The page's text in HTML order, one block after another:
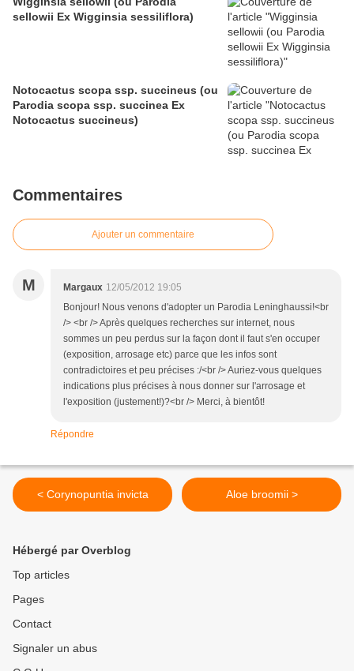
sellowii Ex Wigginsia sessiliflora)
Notocactus scopa ssp. succineus (ou
Parodia scopa ssp. succinea Ex
Notocactus succineus)
Commentaires
Ajouter un commentaire
M Margaux 12/05/2012 19:05
Bonjour! Nous venons d'adopter un Parodia Leninghaussi!<br
/> <br /> Après quelques recherches sur internet, nous
sommes un peu perdus sur la façon dont il faut s'en occuper
(exposition, arrosage etc) parce que les infos sont
contradictoires et peu précises :/<br /> Auriez-vous quelques
indications plus précises à nous donner sur l'arrosage et
l'exposition (justement!)?<br /> Merci, à bientôt!
Répondre
< Corynopuntia invicta Aloe broomii >
Hébergé par Overblog
Top articles
Pages
Contact
Signaler un abus